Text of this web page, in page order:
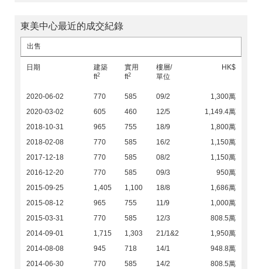
東美中心最近的成交紀錄
出售
日期
建築
ft2
實用
ft2
樓層/
單位
HK$
2020-06-02 770 585 09/2
1,300萬
2020-03-02
605 460 12/5
1,149.4萬
2018-10-31
965 755 18/9
1,800萬
2018-02-08
770 585 16/2
1,150萬
2017-12-18
770 585 08/2
1,150萬
2016-12-20
770 585 09/3
950萬
2015-09-25
1,405 1,100 18/8
1,686萬
2015-08-12
965 755 11/9
1,000萬
2015-03-31
770 585 12/3
808.5萬
2014-09-01
1,715 1,303 21/1&2
1,950萬
2014-08-08
945 718 14/1
948.8萬
2014-06-30
770 585 14/2
808.5萬